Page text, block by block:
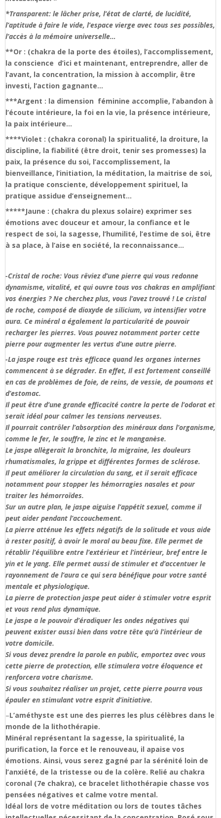
*Transparent: le lâcher prise, l’état de clarté, de lucidité,
l’aptitude à faire le vide, l’espace vierge avec tous ses possibles,
l’accès à la mémoire universelle…
**Or : (chakra de la porte des étoiles), l’accomplissement,
la conscience d’ici et maintenant, entreprendre, aller de
l’avant, la concentration, la mission à accomplir, être
investi, l’action gagnante…
***Argent : la dimension féminine accomplie, l’abandon à
l’écoute intérieure, la foi en la vie, la présence intérieure,
la paix intérieure…
****Violet : (chakra coronal) la spiritualité, la droiture, la
discipline, la fiabilité (être droit, tenir ses promesses) la
paix, la présence du soi, l’accomplissement, la
bienveillance, l’initiation, la méditation, la maitrise de soi,
la pratique consciente, développement spirituel, la
pratique assidue d’enseignement…
*****Jaune : (chakra du plexus solaire) exprimer ses
émotions avec douceur et amour, la confiance et le
respect de soi, la sagesse, l’humilité, l’estime de soi, être
à sa place, à l’aise en société, la reconnaissance…
-Cristal de roche: Vous rêviez d’une pierre qui vous redonne
dynamisme, vitalité, et qui ouvre tous vos chakras en amplifiant
vos énergies ? Ne cherchez plus, vous l’avez trouvé ! Le cristal
de roche, composé de dioxyde de silicium, va intensifier votre
aura. Ce minéral a également la particularité de pouvoir
recharger les pierres. Vous pouvez notamment porter cette
pierre pour augmenter les vertus d’une autre pierre.
-La jaspe rouge est très efficace quand les organes internes
commencent à se dégrader. En effet, Il est fortement conseillé
en cas de problèmes de foie, de reins, de vessie, de poumons et
d’estomac.
Il peut être d’une grande efficacité contre la perte de l’odorat et
serait idéal pour calmer les tensions nerveuses.
Il pourrait contrôler l’absorption des minéraux dans l’organisme,
comme le fer, le souffre, le zinc et le manganèse.
Le jaspe allègerait la bronchite, la migraine, les douleurs
rhumatismales, la grippe et différentes formes de sclérose.
Il peut améliorer la circulation du sang, et il serait efficace
notamment pour stopper les hémorragies nasales et pour
traiter les hémorroïdes.
Sur un autre plan, le jaspe aiguise l’appétit sexuel, comme il
peut aider pendant l’accouchement.
La pierre atténue les effets négatifs de la solitude et vous aide
à rester positif, à avoir le moral au beau fixe. Elle permet de
rétablir l’équilibre entre l’extérieur et l’intérieur, bref entre le
yin et le yang. Elle permet aussi de stimuler et d’accentuer le
rayonnement de l’aura ce qui sera bénéfique pour votre santé
mentale et physiologique.
La pierre de protection jaspe peut aider à stimuler votre esprit
et vous rend plus dynamique.
Le jaspe a le pouvoir d’éradiquer les ondes négatives qui
peuvent exister aussi bien dans votre tête qu’à l’intérieur de
votre domicile.
Si vous devez prendre la parole en public, emportez avec vous
cette pierre de protection, elle stimulera votre éloquence et
renforcera votre charisme.
Si vous souhaitez réaliser un projet, cette pierre pourra vous
épauler en stimulant votre esprit d’initiative.
–L’améthyste est une des pierres les plus célèbres dans le
monde de la lithothérapie.
Minéral représentant la sagesse, la spiritualité, la
purification, la force et le renouveau, il apaise vos
émotions. Ainsi, vous serez gagné par la sérénité loin de
l’anxiété, de la tristesse ou de la colère. Relié au chakra
coronal (7e chakra), ce bracelet lithothérapie chasse vos
pensées négatives et calme votre mental.
Idéal lors de votre méditation ou lors de toutes tâches